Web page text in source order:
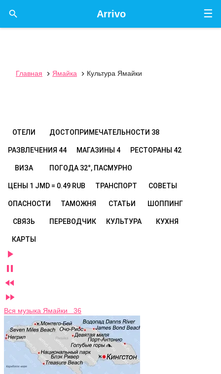
☰
Arrivo

Главная  Ямайка  Культура Ямайки
ОТЕЛИ ДОСТОПРИМЕЧАТЕЛЬНОСТИ 38
РАЗВЛЕЧЕНИЯ 44 МАГАЗИНЫ 4 РЕСТОРАНЫ 42
ВИЗА ПОГОДА 32°, ПАСМУРНО
ЦЕНЫ 1 JMD = 0.49 RUB ТРАНСПОРТ СОВЕТЫ
ОПАСНОСТИ ТАМОЖНЯ СТАТЬИ ШОППИНГ
СВЯЗЬ ПЕРЕВОДЧИК КУЛЬТУРА КУХНЯ
КАРТЫ




Вся музыка Ямайки 36